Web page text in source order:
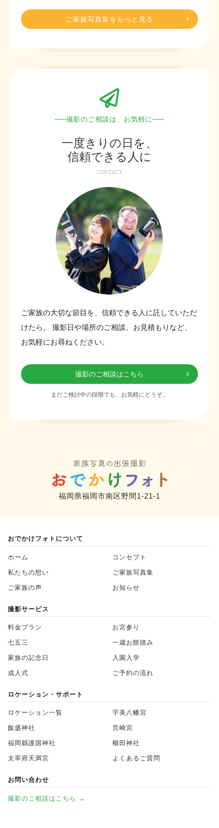
ご家族写真集をもっと見る
撮影のご相談は、お気軽に
一度きりの日を、
信頼できる人に
CONTACT
ご家族の大切な節目を、信頼できる人に託していただ
けたら。
撮影日や場所のご相談、お見積もりなど、
お気軽にお尋ねください。
撮影のご相談はこちら
まだご検討中の段階でも、お気軽にどうぞ。
福岡県福岡市南区野間1-21-1
おでかけフォトについて
ホーム コンセプト
私たちの想い ご家族写真集
ご家族の声 お知らせ
撮影サービス
料金プラン お宮参り
七五三 一歳お餅踏み
家族の記念日 入園入学
成人式 ご予約の流れ
ロケーション・サポート
ロケーション一覧 宇美八幡宮
飯盛神社 筥崎宮
福岡縣護国神社 櫛田神社
太宰府天満宮 よくあるご質問
お問い合わせ
撮影のご相談はこちら →